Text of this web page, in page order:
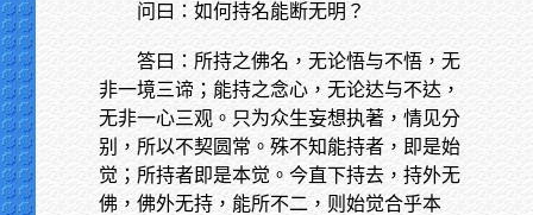
问曰：如何持名能断无明？
答曰：所持之佛名，无论悟与不悟，无
非一境三谛；能持之念心，无论达与不达，
无非一心三观。只为众生妄想执著，情见分
别，所以不契圆常。殊不知能持者，即是始
觉；所持者即是本觉。今直下持去，持外无
佛，佛外无持，能所不二，则始觉合乎本